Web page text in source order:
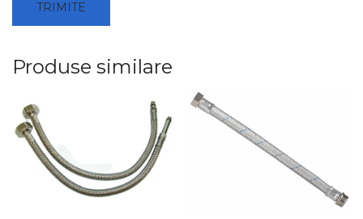
Produse similare